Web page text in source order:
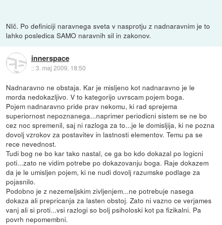
NIč. Po definiciji naravnega sveta v nasprotju z nadnaravnim je to
lahko posledica SAMO naravnih sil in zakonov.
innerspace
::3. maj 2009, 18:50
Nadnaravno ne obstaja. Kar je misljeno kot nadnaravno je le
morda nedokazljivo. V to kategorijo uvrscam pojem boga.
Pojem nadnaravno pride prav nekomu, ki rad sprejema
superiornost nepoznanega...naprimer periodicni sistem se ne bo
cez noc spremenil, saj ni razloga za to...je le domisljija, ki ne pozna
dovolj vzrokov za postavitev in lastnosti elementov. Temu pa se
rece nevednost.
Tudi bog ne bo kar tako nastal, ce ga bo kdo dokazal po logicni
poti...zato ne vidim potrebe po dokazovanju boga. Raje dokazem
da je le umisljen pojem, ki ne nudi dovolj razumske podlage za
pojasnilo.
Podobno je z nezemeljskim zivljenjem...ne potrebuje nasega
dokaza ali prepricanja za lasten obstoj. Zato ni vazno ce verjames
vanj ali si proti...vsi razlogi so bolj psiholoski kot pa fizikalni. Pa
povrh nepomembni.